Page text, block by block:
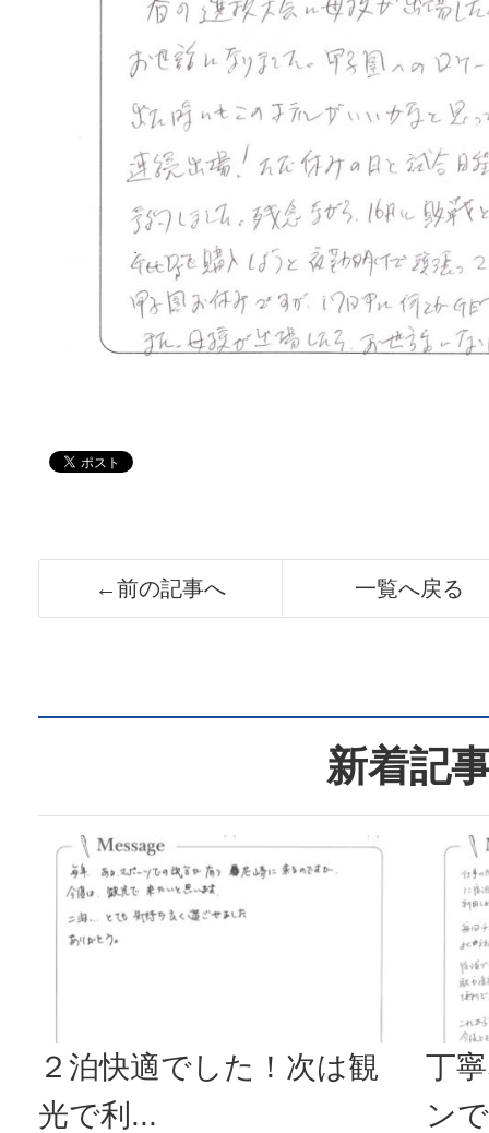
←前の記事へ 一覧へ戻る
新着記
２泊快適でした！次は観
光で利...
丁
ン